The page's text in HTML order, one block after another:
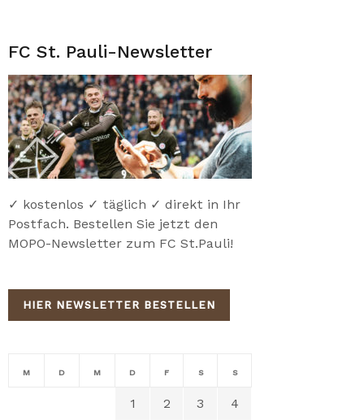
FC St. Pauli-Newsletter
✓ kostenlos ✓ täglich ✓ direkt in Ihr
Postfach. Bestellen Sie jetzt den
MOPO-Newsletter zum FC St.Pauli!
HIER NEWSLETTER BESTELLEN
M D M D F S S
1 2 3 4